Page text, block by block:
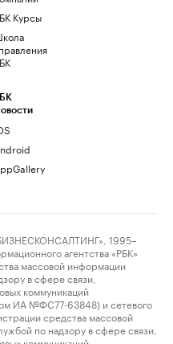
Курсы
1995–
агентства «РБК»
массовой информации
в сфере связи,
коммуникаций
ИА №ФС77-63848) и сетевого
средства массовой
по надзору в сфере связи,